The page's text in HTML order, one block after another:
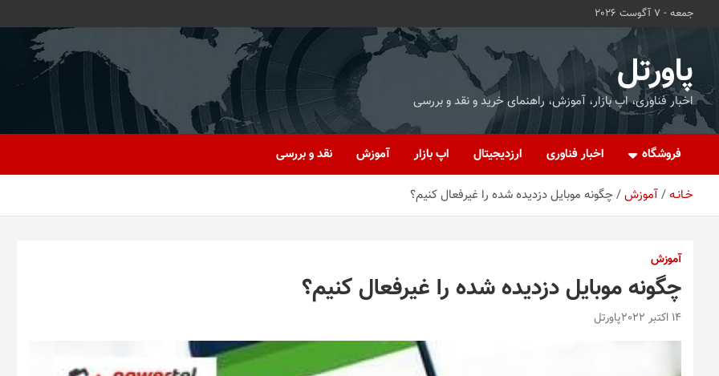
جمعه - 7 آگوست 2026
پاورتل
اخبار فناوری، اپ بازار، آموزش، راهنمای خرید و نقد و بررسی
فروشگاه اخبار فناوری ارزدیجیتال اپ بازار آموزش نقد و بررسی
خـانـه آموزش چگونه موبایل دزدیده شده را غیرفعال کنیم؟
آموزش
چگونه موبایل دزدیده شده را غیرفعال کنیم؟
14 اکتبر 2022 پاورتل